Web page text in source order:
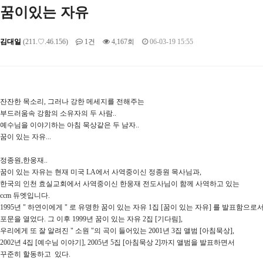
꿈이있는 자유
김대일 (211.♡.46.156) 1건 4,167회 06-03-19 15:55
잔잔한 목소리, 그러나 강한 메세지를 전해주는
부드러움속 강함의 소유자의 두 사람..
예수님을 이야기하는 아침 묵상같은 두 남자..
꿈이 있는 자유...
정종원,한웅재..
꿈이 있는 자유는 현재 미국 LA에서 사역중이신 정종원 목사님과,
한국의 인천 효실교회에서 사역중이신 한웅재 전도사님이 함께 사역하고 있는
ccm 듀엣입니다.
1995년 " 하연이에게 " 로 유명한 꿈이 있는 자유 1집 [꿈이 있는 자유] 를 발표함으로
포문을 열었다. 그 이후 1999년 꿈이 있는 자유 2집 [기다림],
우리에게 또 잘 알려진 " 소원 "의 곡이 들어있는 2001년 3집 앨범 [아침묵상],
2002년 4집 [예수님 이야기], 2005년 5집 [아침묵상 2]까지 앨범을 발표하면서
꾸준히 할동하고 있다.